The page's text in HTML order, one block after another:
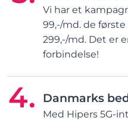
Vi har et
99,-/md. de
299,-/md. Det er
forbindelse!
Danmarks
Med Hipers 5G-